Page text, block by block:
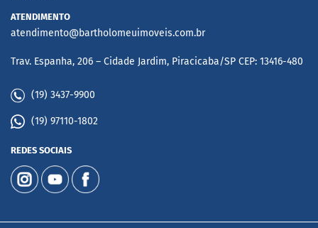
ATENDIMENTO
atendimento@bartholomeuimoveis.com.br
Trav. Espanha, 206 – Cidade Jardim, Piracicaba/SP CEP: 13416-480
(19) 3437-9900
(19) 97110-1802
REDES SOCIAIS